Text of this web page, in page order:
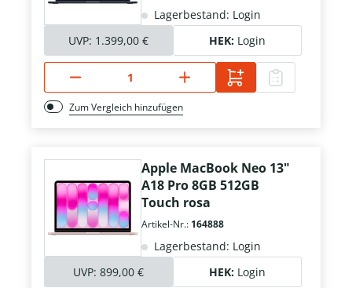
Lagerbestand: Login
UVP: 1.399,00 € HEK: Login
Zum Vergleich hinzufügen
Apple MacBook Neo 13"
A18 Pro 8GB 512GB
Touch rosa
Artikel-Nr.: 164888
Lagerbestand: Login
UVP: 899,00 € HEK: Login